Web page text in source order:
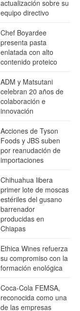
actualización sobre su
equipo directivo
Chef Boyardee
presenta pasta
enlatada con alto
contenido proteico
ADM y Matsutani
celebran 20 años de
colaboración e
innovación
Acciones de Tyson
Foods y JBS suben
por reanudación de
importaciones
Chihuahua libera
primer lote de moscas
estériles del gusano
barrenador
producidas en
Chiapas
Ethica Wines refuerza
su compromiso con la
formación enológica
Coca-Cola FEMSA,
reconocida como una
de las empresas